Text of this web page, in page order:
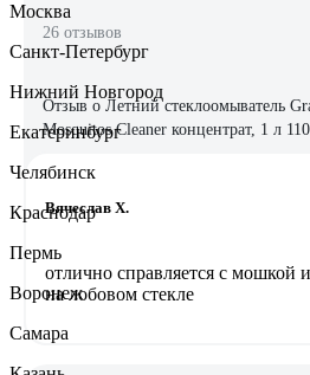
26 отзывов
Отзыв о Летний стеклоомыватель
Mosquitos Cleaner концентрат, 1 л
Вячеслав Х.
отлично справляется с мошкой
на лобовом стекле
Москва
Санкт-Петербург
Нижний Новгород
Екатеринбург
Челябинск
Краснодар
Пермь
Воронеж
Самара